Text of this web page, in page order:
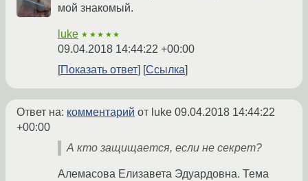
мой знакомый.
luke ★★★★★
09.04.2018 14:44:22 +00:00
Показать ответ
Ссылка
Ответ на: комментарий от luke 09.04.2018 14:44:22
+00:00
А кто защищается, если не секрет?
Алемасова Елизавета Эдуардовна. Тема